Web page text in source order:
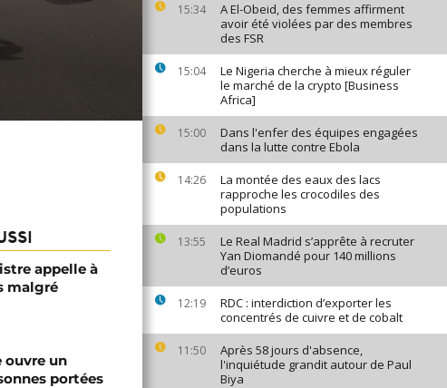
15:34
A El-Obeid, des femmes affirment
avoir été violées par des membres
des FSR
15:04
Le Nigeria cherche à mieux réguler
le marché de la crypto [Business
Africa]
15:00
Dans l'enfer des équipes engagées
dans la lutte contre Ebola
14:26
La montée des eaux des lacs
rapproche les crocodiles des
populations
13:55
Le Real Madrid s’apprête à recruter
Yan Diomandé pour 140 millions
d’euros
12:19
RDC : interdiction d’exporter les
concentrés de cuivre et de cobalt
11:50
Après 58 jours d'absence,
l'inquiétude grandit autour de Paul
Biya
appelle à
malgré
ouvre un
portées